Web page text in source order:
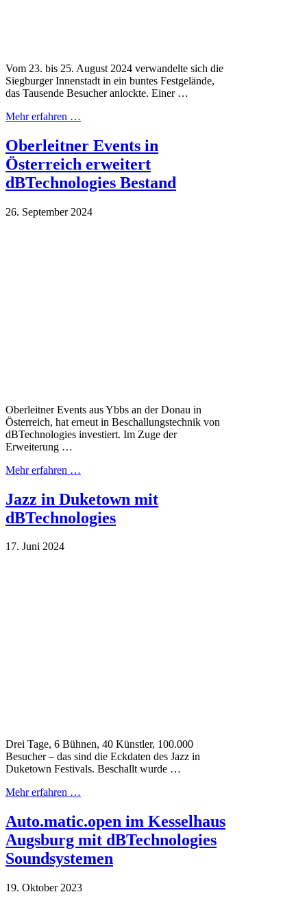
Vom 23. bis 25. August 2024 verwandelte sich die
Siegburger Innenstadt in ein buntes Festgelände,
das Tausende Besucher anlockte. Einer …
Mehr erfahren …
Oberleitner Events in
Österreich erweitert
dBTechnologies Bestand
26. September 2024
Oberleitner Events aus Ybbs an der Donau in
Österreich, hat erneut in Beschallungstechnik von
dBTechnologies investiert. Im Zuge der
Erweiterung …
Mehr erfahren …
Jazz in Duketown mit
dBTechnologies
17. Juni 2024
Drei Tage, 6 Bühnen, 40 Künstler, 100.000
Besucher – das sind die Eckdaten des Jazz in
Duketown Festivals. Beschallt wurde …
Mehr erfahren …
Auto.matic.open im Kesselhaus
Augsburg mit dBTechnologies
Soundsystemen
19. Oktober 2023